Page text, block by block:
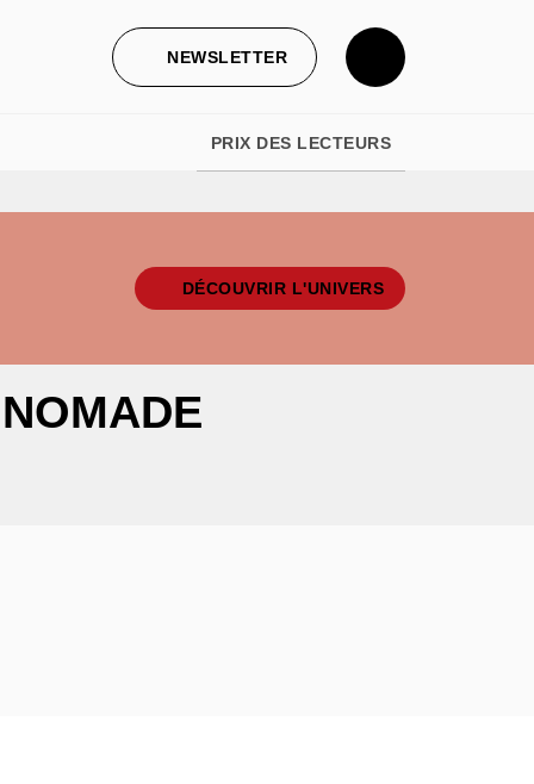
NEWSLETTER
PRIX DES LECTEURS
DÉCOUVRIR L'UNIVERS